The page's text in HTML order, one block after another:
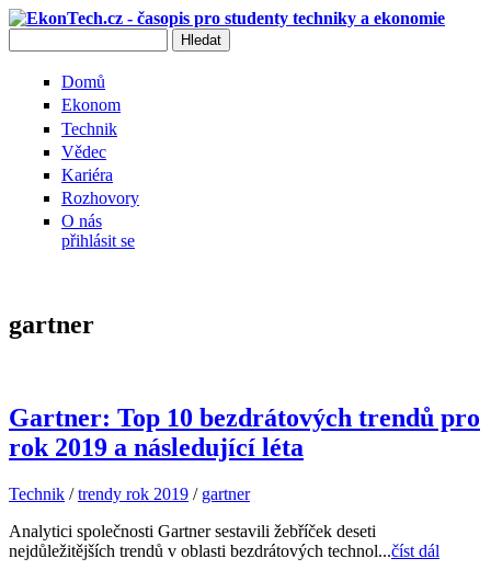
Přejít k hlavnímu obsahu
Domů
Ekonom
Technik
Vědec
Kariéra
Rozhovory
O nás
přihlásit se
gartner
Gartner: Top 10 bezdrátových trendů pro
rok 2019 a následující léta
Technik /trendy rok 2019 / gartner
Analytici společnosti Gartner sestavili žebříček deseti
nejdůležitějších trendů v oblasti bezdrátových technol...číst dál